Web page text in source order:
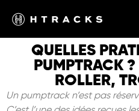
QUELLES
PUMPTRACK
ROLLER,
Un pumptrack n’est pas